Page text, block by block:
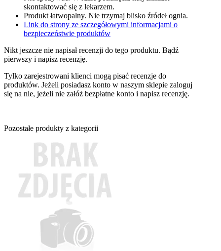
skontaktować się z lekarzem.
Produkt łatwopalny. Nie trzymaj blisko źródeł ognia.
Link do strony ze szczegółowymi informacjami o
bezpieczeństwie produktów
Nikt jeszcze nie napisał recenzji do tego produktu. Bądź
pierwszy i napisz recenzję.
Tylko zarejestrowani klienci mogą pisać recenzje do
produktów. Jeżeli posiadasz konto w naszym sklepie zaloguj
się na nie, jeżeli nie załóż bezpłatne konto i napisz recenzję.
Pozostałe produkty z kategorii